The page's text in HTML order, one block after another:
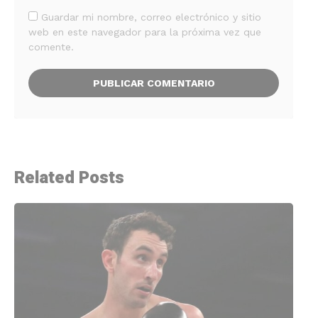
Guardar mi nombre, correo electrónico y sitio
web en este navegador para la próxima vez que
comente.
Related Posts